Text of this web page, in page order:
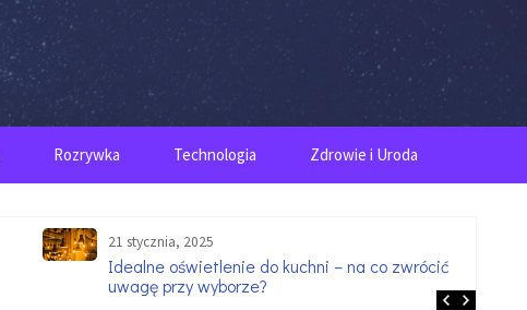
Rozrywka Technologia Zdrowie i Uroda
21 stycznia, 2025
Idealne oświetlenie do kuchni – na co zwrócić
uwagę przy wyborze?